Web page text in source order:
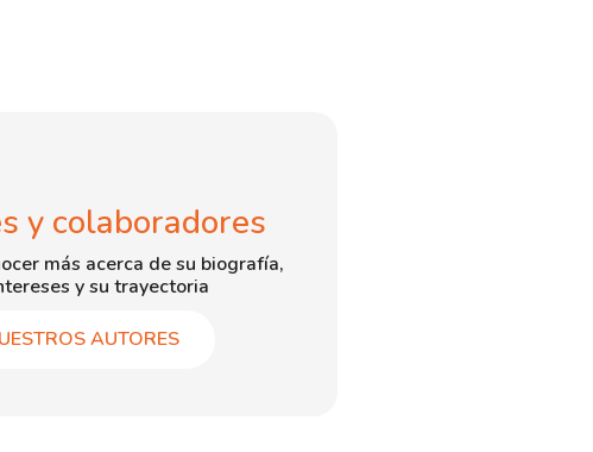
y colaboradores
más acerca de su biografía,
y su trayectoria
AUTORES